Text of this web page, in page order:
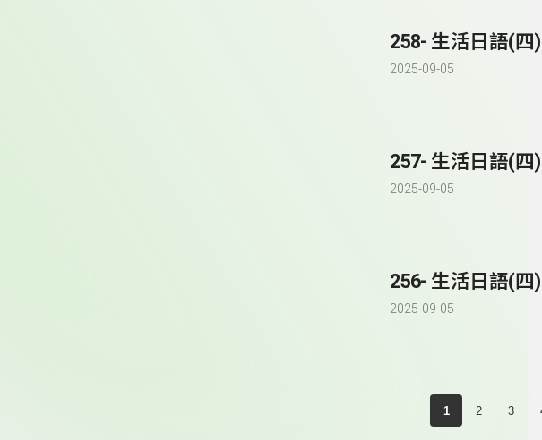
258- 生活日語(四
2025-09-05
257- 生活日語(四
2025-09-05
256- 生活日語(四
2025-09-05
1 2 3